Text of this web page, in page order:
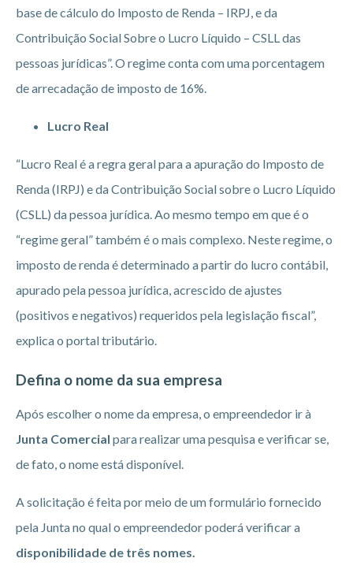
base de cálculo do Imposto de Renda – IRPJ, e da
Contribuição Social Sobre o Lucro Líquido – CSLL das
pessoas jurídicas”. O regime conta com uma porcentagem
de arrecadação de imposto de 16%.
Lucro Real
“Lucro Real é a regra geral para a apuração do Imposto de
Renda (IRPJ) e da Contribuição Social sobre o Lucro Líquido
(CSLL) da pessoa jurídica. Ao mesmo tempo em que é o
“regime geral” também é o mais complexo. Neste regime, o
imposto de renda é determinado a partir do lucro contábil,
apurado pela pessoa jurídica, acrescido de ajustes
(positivos e negativos) requeridos pela legislação fiscal”,
explica o portal tributário.
Defina o nome da sua empresa
Após escolher o nome da empresa, o empreendedor ir à
Junta Comercial para realizar uma pesquisa e verificar se,
de fato, o nome está disponível.
A solicitação é feita por meio de um formulário fornecido
pela Junta no qual o empreendedor poderá verificar a
disponibilidade de três nomes.